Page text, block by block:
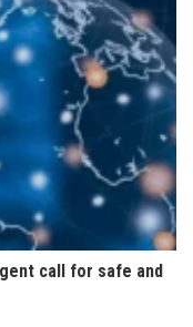
call for safe and